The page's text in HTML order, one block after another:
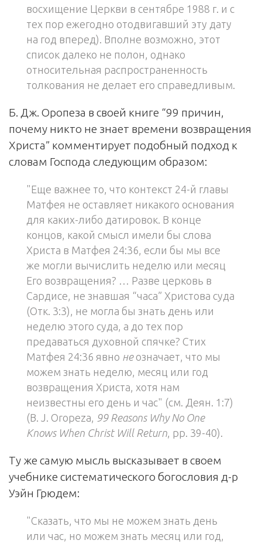
восхищение Церкви в сентябре 1988 г. и с
тех пор ежегодно отодвигавший эту дату
на год вперед). Вполне возможно, этот
список далеко не полон, однако
относительная распространенность
толкования не делает его справедливым.
Б. Дж. Оропеза в своей книге “99 причин,
почему никто не знает времени возвращения
Христа” комментирует подобный подход к
словам Господа следующим образом:
"Еще важнее то, что контекст 24-й главы
Матфея не оставляет никакого основания
для каких-либо датировок. В конце
концов, какой смысл имели бы слова
Христа в Матфея 24:36, если бы мы все
же могли вычислить неделю или месяц
Его возвращения? … Разве церковь в
Сардисе, не знавшая “часа” Христова суда
(Отк. 3:3), не могла бы знать день или
неделю этого суда, а до тех пор
предаваться духовной спячке? Стих
Матфея 24:36 явно неозначает, что мы
можем знать неделю, месяц или год
возвращения Христа, хотя нам
неизвестны его день и час" (см. Деян. 1:7)
(B. J. Oropeza,
99 Reasons Why No One
Knows When Christ Will Return , pp. 39-40).
Ту же самую мысль высказывает в своем
учебнике систематического богословия д-р
Уэйн Грюдем:
"Сказать, что мы не можем знать день
или час, но можем знать месяц или год,